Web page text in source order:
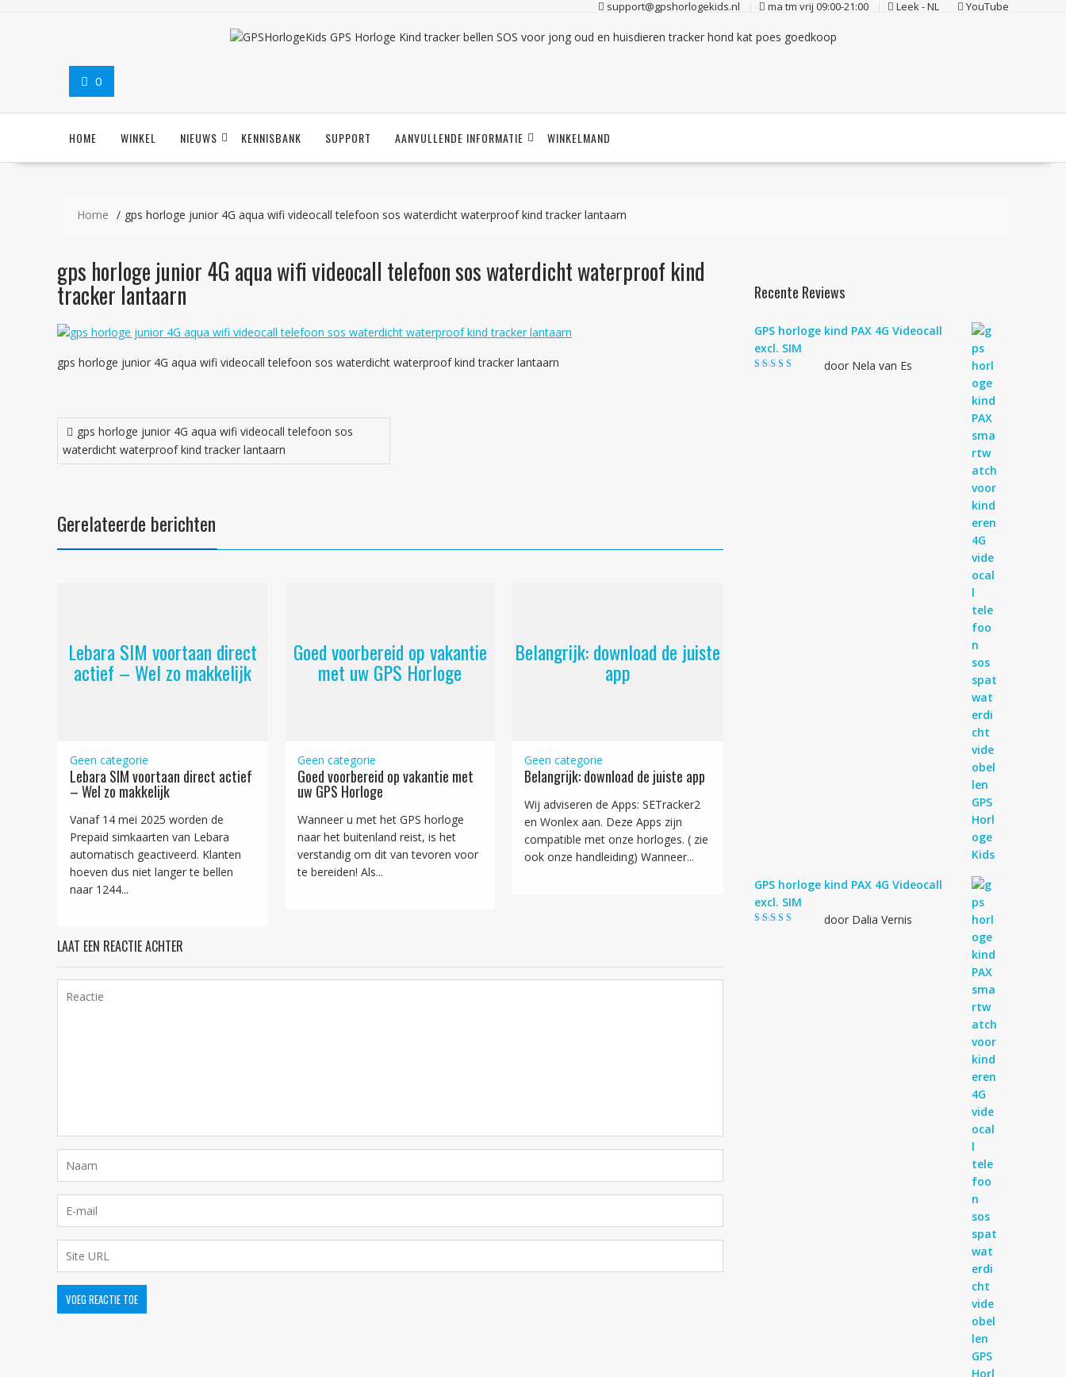
support@gpshorlogekids.nl ma tm vrij 09:00-21:00 Leek - NL YouTube
0
HOME WINKEL NIEUWS KENNISBANK SUPPORT AANVULLENDE INFORMATIE WINKELMAND
Home gps horloge junior 4G aqua wifi videocall telefoon sos waterdicht waterproof kind tracker lantaarn
gps horloge junior 4G aqua wifi videocall telefoon sos waterdicht waterproof kind
tracker lantaarn
gps horloge junior 4G aqua wifi videocall telefoon sos waterdicht waterproof kind tracker lantaarn
Bericht
navigatie
gps horloge junior 4G aqua wifi videocall telefoon sos
waterdicht waterproof kind tracker lantaarn
Gerelateerde berichten
Lebara SIM voortaan direct
actief – Wel zo makkelijk
Geen categorie
Lebara SIM voortaan direct actief
– Wel zo makkelijk
Vanaf 14 mei 2025 worden de
Prepaid simkaarten van Lebara
automatisch geactiveerd. Klanten
hoeven dus niet langer te bellen
naar 1244...
Goed voorbereid op vakantie
met uw GPS Horloge
Geen categorie
Goed voorbereid op vakantie met
uw GPS Horloge
Wanneer u met het GPS horloge
naar het buitenland reist, is het
verstandig om dit van tevoren voor
te bereiden! Als...
Belangrijk: download de juiste
app
Geen categorie
Belangrijk: download de juiste app
Wij adviseren de Apps: SETracker2
en Wonlex aan. Deze Apps zijn
compatible met onze horloges. ( zie
ook onze handleiding) Wanneer...
LAAT EEN REACTIE ACHTER
Recente Reviews
GPS horloge kind PAX 4G Videocall
excl. SIM
door Nela van Es
GPS horloge kind PAX 4G Videocall
excl. SIM
door Dalia Vernis